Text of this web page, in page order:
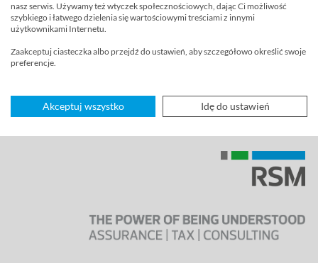
o.o. za rok obrotowy zakończony 30 czerwca 2022
roku
Sprawozdanie z przejrzystości RSM Poland Audyt Sp. z
nasz serwis. Używamy też wtyczek społecznościowych, dając Ci możliwość
szybkiego i łatwego dzielenia się wartościowymi treściami z innymi
użytkownikami Internetu.
Zaakceptuj ciasteczka albo przejdź do ustawień, aby szczegółowo określić swoje
preferencje.
Akceptuj wszystko Idę do ustawień